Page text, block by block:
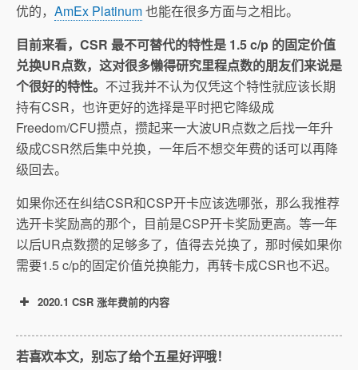
优的， AmEx Platinum也能在很多方面与之相比。
目前来看，CSR 最不可替代的特性是 1.5 c/p 的固定价值
兑换UR点数，这对很多懒得研究里程点数的朋友们来说是
个很好的特性。 不过我并不认为仅凭这个特性就应该长期
持有CSR，也许更好的选择是平时把它降级成
Freedom/CFU攒点，攒起来一大波UR点数之后找一年升
级成CSR然后集中兑换，一年后不想交年费的话可以再降
级回去。
如果你还在纠结CSR和CSP开卡应该选哪张，那么我推荐
选开卡奖励高的那个，目前是CSP开卡奖励更高。等一年
以后UR点数攒的足够多了，值得去兑换了，那时候如果你
需要1.5 c/p的固定价值兑换能力，再转卡成CSR也不迟。
2020.1 CSR 涨年费前的内容
若喜欢本文，别忘了给个五星好评哦！